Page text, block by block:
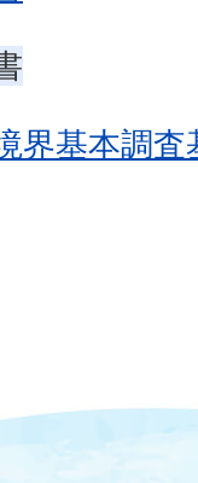
界基本調